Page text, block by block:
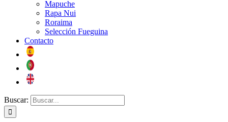
Mapuche
Rapa Nui
Roraima
Selección Fueguina
Contacto
Buscar: